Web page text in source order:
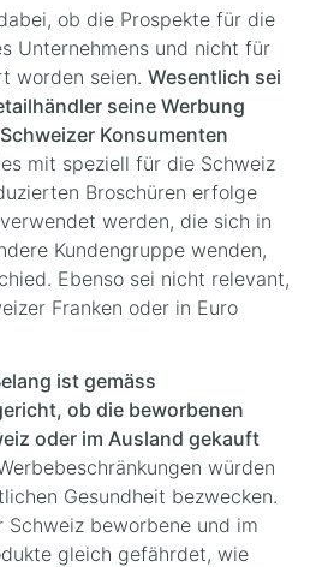
ob die Prospekte für die
Unternehmens und nicht für
worden seien. Wesentlich sei
seine Werbung
Konsumenten
mit speziell für die Schweiz
Broschüren erfolge
werden, die sich in
Kundengruppe wenden,
Ebenso sei nicht relevant,
Franken oder in Euro
ist gemäss
ob die beworbenen
oder im Ausland gekauft
würden
Gesundheit bezwecken.
Schweiz beworbene und im
gleich gefährdet, wie